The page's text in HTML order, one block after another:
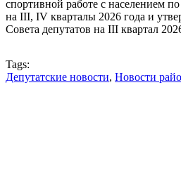
спортивной работе с населением
на III, IV кварталы 2026 года и
Совета депутатов на III квартал
Tags:
Депутатские новости, Новости